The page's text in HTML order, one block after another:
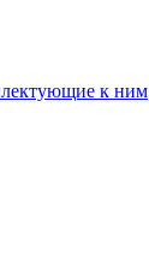
к ним